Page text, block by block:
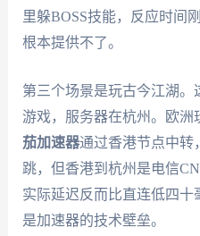
里躲BOSS技能，反应时间
根本提供不了。
第三个场景是玩古今江湖
游戏，服务器在杭州。欧洲
茄加速器通过香港节点中转
跳，但香港到杭州是电信
实际延迟反而比直连低四十
是加速器的技术壁垒。